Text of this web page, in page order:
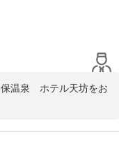
麗だし掃除も行き届いて
。
よっては味が少し濃いめ
。
温泉　ホテル天坊をお
満足いただけたご様子